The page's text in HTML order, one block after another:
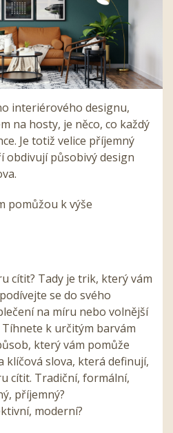
interiérového designu,
na hosty, je něco, co každý
Je totiž velice příjemný
obdivují působivý design
pomůžou k výše
cítit? Tady je trik, který vám
se do svého
na míru nebo volnější
k určitým barvám
který vám pomůže
klíčová slova, která definují,
cítit. Tradiční, formální,
příjemný?
moderní?